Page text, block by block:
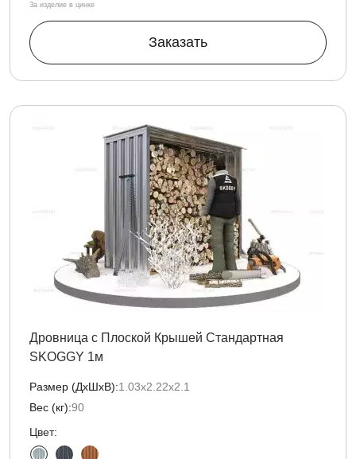
За изделие в цинке
Заказать
Дровница с Плоской Крышей Стандартная
SKOGGY 1м
Размер (ДxШxВ):1.03х2.22х2.1
Вес (кг):90
Цвет: